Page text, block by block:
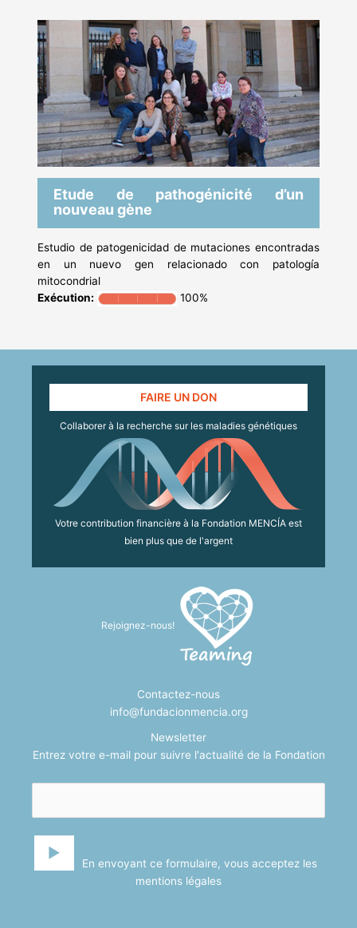
Etude de pathogénicité d’un
nouveau gène
Estudio de patogenicidad de mutaciones encontradas
en un nuevo gen relacionado con patología
mitocondrial
Exécution:
100%
FAIRE UN DON
Collaborer à la recherche sur les maladies génétiques
Votre contribution financière à la Fondation MENCÍA est
bien plus que de l'argent
Rejoignez-nous!
Contactez-nous
info@fundacionmencia.org
Newsletter
Entrez votre e-mail pour suivre l'actualité de la Fondation
En envoyant ce formulaire, vous acceptez les
mentions légales